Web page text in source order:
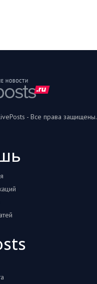
- Все права защищены.